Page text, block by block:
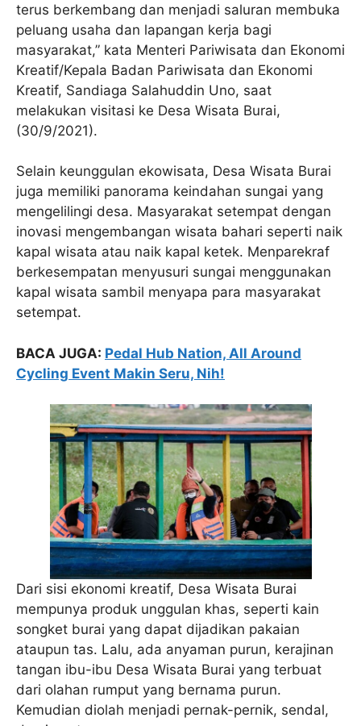
terus berkembang dan menjadi saluran membuka
peluang usaha dan lapangan kerja bagi
masyarakat,” kata Menteri Pariwisata dan Ekonomi
Kreatif/Kepala Badan Pariwisata dan Ekonomi
Kreatif, Sandiaga Salahuddin Uno, saat
melakukan visitasi ke Desa Wisata Burai,
(30/9/2021).
Selain keunggulan ekowisata, Desa Wisata Burai
juga memiliki panorama keindahan sungai yang
mengelilingi desa. Masyarakat setempat dengan
inovasi mengembangan wisata bahari seperti naik
kapal wisata atau naik kapal ketek. Menparekraf
berkesempatan menyusuri sungai menggunakan
kapal wisata sambil menyapa para masyarakat
setempat.
BACA JUGA: Pedal Hub Nation, All Around
Cycling Event Makin Seru, Nih!
Dari sisi ekonomi kreatif, Desa Wisata Burai
mempunya produk unggulan khas, seperti kain
songket burai yang dapat dijadikan pakaian
ataupun tas. Lalu, ada anyaman purun, kerajinan
tangan ibu-ibu Desa Wisata Burai yang terbuat
dari olahan rumput yang bernama purun.
Kemudian diolah menjadi pernak-pernik, sendal,